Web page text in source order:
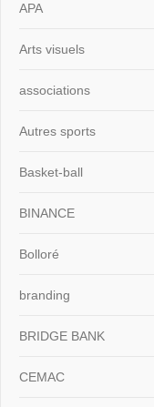
APA
Arts visuels
associations
Autres sports
Basket-ball
BINANCE
Bolloré
branding
BRIDGE BANK
CEMAC